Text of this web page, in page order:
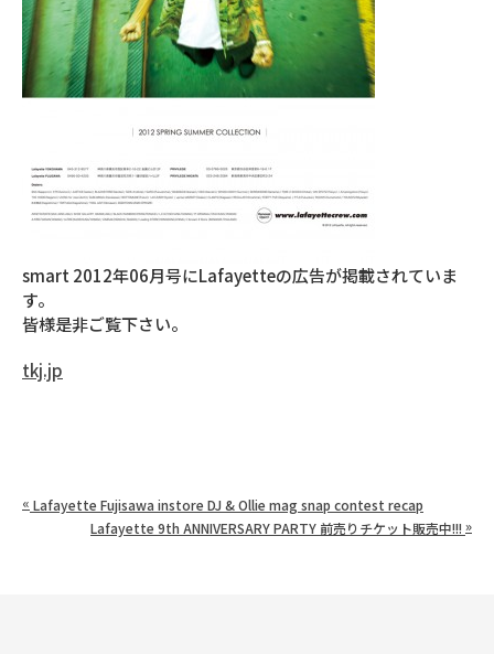
smart 2012年06月号にLafayetteの広告が掲載されていま
す。
皆様是非ご覧下さい。
tkj.jp
« Lafayette Fujisawa instore DJ & Ollie mag snap contest recap
Lafayette 9th ANNIVERSARY PARTY 前売りチケット販売中!!! »